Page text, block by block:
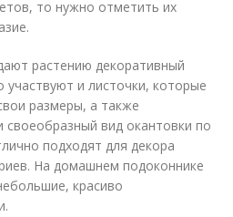
то нужно отметить их
растению декоративный
участвуют и листочки, которые
размеры, а также
вид окантовки по
подходят для декора
На домашнем подоконнике
красиво